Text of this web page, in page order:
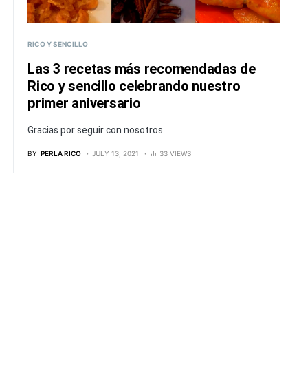
RICO Y SENCILLO
Las 3 recetas más recomendadas de
Rico y sencillo celebrando nuestro
primer aniversario
Gracias por seguir con nosotros...
BY PERLA RICO JULY 13, 2021 33 VIEWS